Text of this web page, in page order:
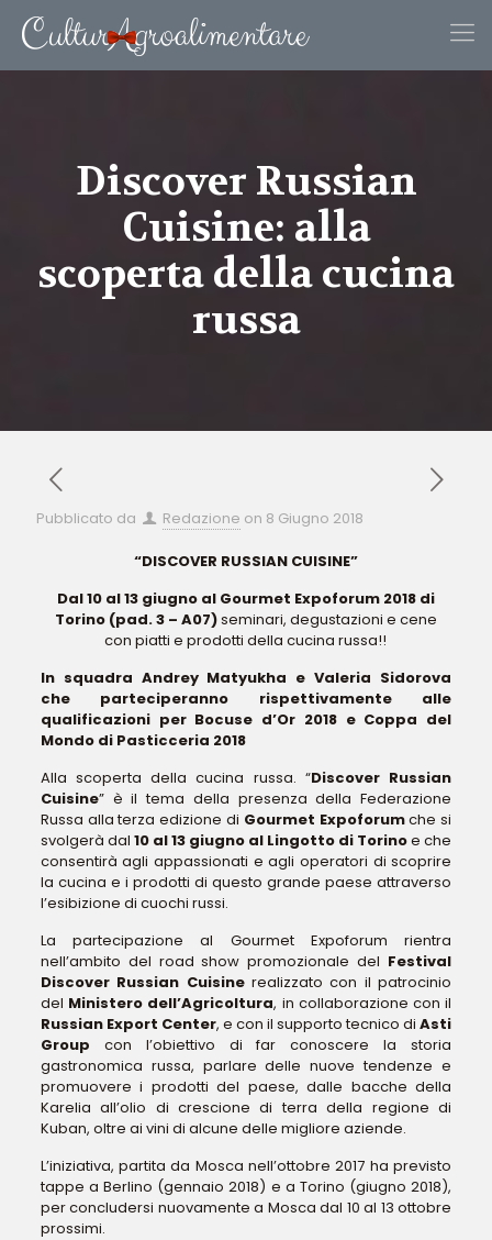
Discover Russian
Cuisine: alla
scoperta della cucina
russa
Pubblicato da Redazione on 8 Giugno 2018
“DISCOVER RUSSIAN CUISINE”
Dal 10 al 13 giugno al Gourmet Expoforum 2018 di
Torino (pad. 3 – A07)seminari, degustazioni e cene
con piatti e prodotti della cucina russa!!
In squadra Andrey Matyukha e Valeria Sidorova
che parteciperanno rispettivamente alle
qualificazioni per Bocuse d’Or 2018 e Coppa del
Mondo di Pasticceria 2018
Alla scoperta della cucina russa. “Discover Russian
Cuisine” è il tema della presenza della Federazione
Russa alla terza edizione di Gourmet Expoforumche si
svolgerà dal 10 al 13 giugno al Lingotto di Torinoe che
consentirà agli appassionati e agli operatori di scoprire
la cucina e i prodotti di questo grande paese attraverso
l’esibizione di cuochi russi.
La partecipazione al Gourmet Expoforum rientra
nell’ambito del road show promozionale del Festival
Discover Russian Cuisinerealizzato con il patrocinio
del Ministero dell’Agricoltura, in collaborazione con il
Russian Export Center, e con il supporto tecnico diAsti
Group con l’obiettivo di far conoscere la storia
gastronomica russa, parlare delle nuove tendenze e
promuovere i prodotti del paese, dalle bacche della
Karelia all’olio di crescione di terra della regione di
Kuban, oltre ai vini di alcune delle migliore aziende.
L’iniziativa, partita da Mosca nell’ottobre 2017 ha previsto
tappe a Berlino (gennaio 2018) e a Torino (giugno 2018),
per concludersi nuovamente a Mosca dal 10 al 13 ottobre
prossimi.